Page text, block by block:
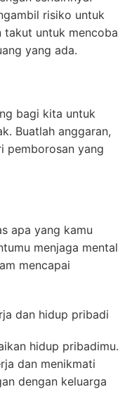
risiko untuk
takut untuk mencoba
yang ada.
bagi kita untuk
Buatlah anggaran,
pemborosan yang
apa yang kamu
menjaga mental
mencapai
dan hidup pribadi
hidup pribadimu.
dan menikmati
dengan keluarga